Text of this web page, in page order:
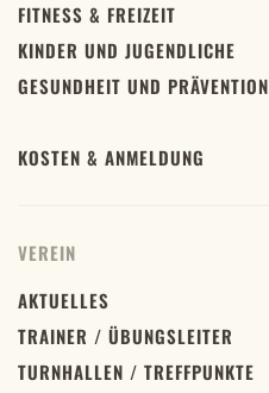
FITNESS & FREIZEIT
KINDER UND JUGENDLICHE
GESUNDHEIT UND PRÄVENTION
KOSTEN & ANMELDUNG
VEREIN
AKTUELLES
TRAINER / ÜBUNGSLEITER
TURNHALLEN / TREFFPUNKTE